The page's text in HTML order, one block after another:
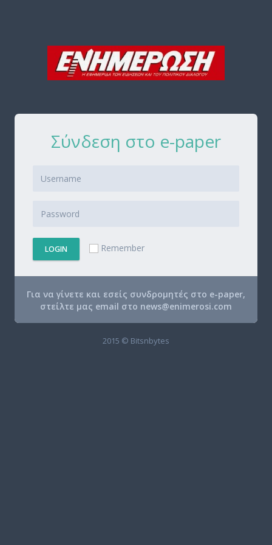
Σύνδεση στο e-paper
LOGIN Remember
Για να γίνετε και εσείς συνδρομητές στο e-paper,
στείλτε μας email στο news@enimerosi.com
2015 © Bitsnbytes